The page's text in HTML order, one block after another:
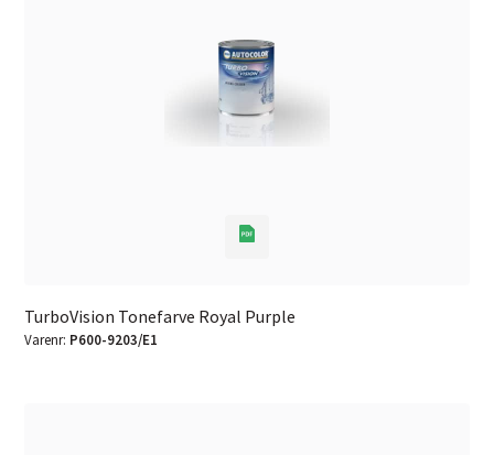
TurboVision Tonefarve Royal Purple
Varenr: P600-9203/E1